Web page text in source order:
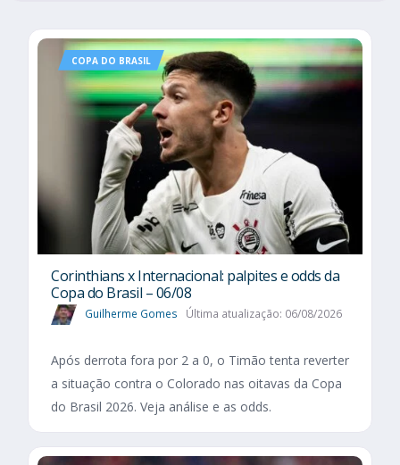
COPA DO BRASIL
Corinthians x Internacional: palpites e odds da
Copa do Brasil – 06/08
Guilherme Gomes Última atualização: 06/08/2026
Após derrota fora por 2 a 0, o Timão tenta reverter
a situação contra o Colorado nas oitavas da Copa
do Brasil 2026. Veja análise e as odds.